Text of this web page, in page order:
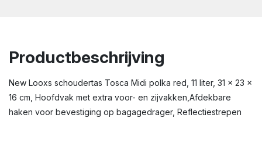
Productbeschrijving
New Looxs schoudertas Tosca Midi polka red, 11 liter, 31 x 23 x
16 cm, Hoofdvak met extra voor- en zijvakken,Afdekbare
haken voor bevestiging op bagagedrager, Reflectiestrepen